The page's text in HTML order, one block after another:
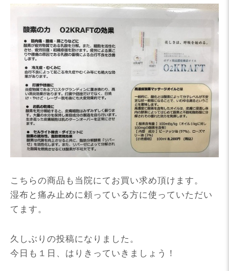
こちらの商品も当院にてお買い求め頂けます。
湿布と痛み止めに頼っている方に使っていただい
てます。
久しぶりの投稿になりました。
今日も１日、はりきっていきましょう！